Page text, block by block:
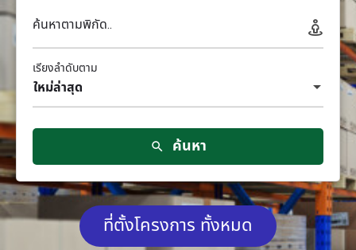
ค้นหาตามพิกัด..
ใหม่ล่าสุด
เรียงลำดับตาม
ค้นหา
ที่ตั้งโครงการ ทั้งหมด